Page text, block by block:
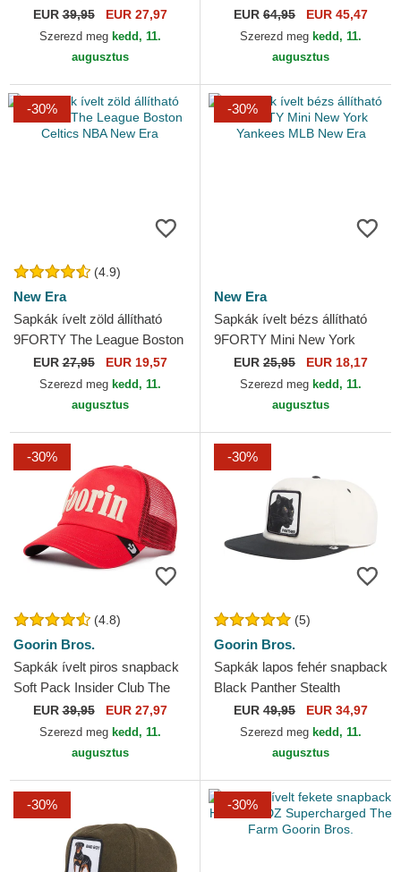
Farm Goorin Bros.
EUR39,95 EUR 27,97
Szerezd meg kedd, 11.
augusztus
EUR 64,95 EUR 45,47
Szerezd meg kedd, 11.
augusztus
-30%
(4.9)
New Era
Sapkák ívelt zöld állítható
9FORTY The League Boston
Celtics NBA New Era
EUR27,95 EUR 19,57
Szerezd meg kedd, 11.
augusztus
-30%
New Era
Sapkák ívelt bézs állítható
9FORTY Mini New York
Yankees MLB New Era
EUR 25,95 EUR 18,17
Szerezd meg kedd, 11.
augusztus
-30%
(4.8)
Goorin Bros.
Sapkák ívelt piros snapback
Soft Pack Insider Club The
Farm Goorin Bros.
EUR39,95 EUR 27,97
Szerezd meg kedd, 11.
augusztus
-30%
(5)
Goorin Bros.
Sapkák lapos fehér snapback
Black Panther Stealth
Explorer The Farm Flats The
Farm Goorin Bros.
EUR 49,95 EUR 34,97
Szerezd meg kedd, 11.
augusztus
-30% -30%